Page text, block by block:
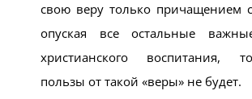
свою веру только причащением
опуская все остальные
христианского воспитания,
пользы от такой «веры» не будет.